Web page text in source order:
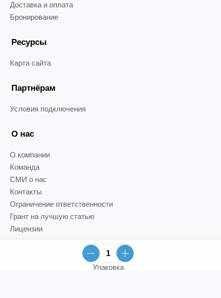
Упаковка
Доставка и оплата
Бронирование
Ресурсы
Карта сайта
Партнёрам
Условия подключения
О нас
О компании
Команда
СМИ о нас
Контакты
Ограничение ответственности
Грант на лучшую статью
Лицензии